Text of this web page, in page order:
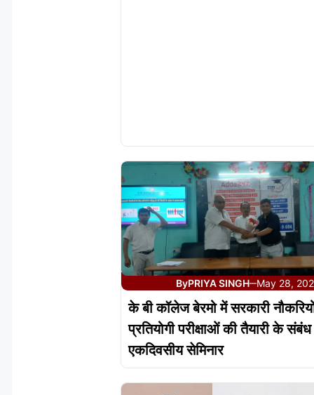
ByPRIYA SINGH—May 28,
के बी कॉलेज बेरमो में सरकारी
प्रतियोगी परीक्षाओं की तैयारी के
एकदिवसीय सेमिनार